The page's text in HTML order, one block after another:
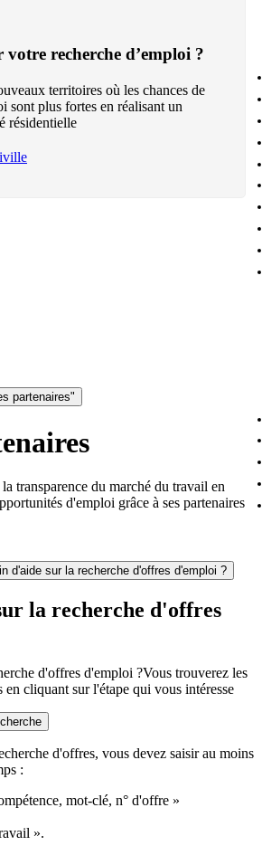
recherche d’emploi ?
territoires où les chances de
sont plus fortes en réalisant un
résidentielle
partenaires"
transparence du marché du travail en
d'emploi grâce à ses partenaires
d'aide sur la recherche d'offres d'emploi ?
la recherche d'offres
d'offres d'emploi ?Vous trouverez les
en cliquant sur l'étape qui vous intéresse
d'offres, vous devez saisir au moins
:
mot-clé, n° d'offre »
».